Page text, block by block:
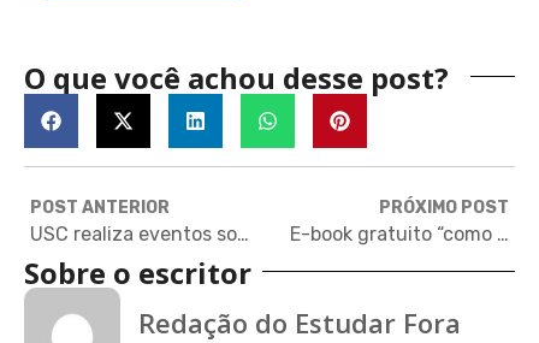
O que você achou desse post?
POST ANTERIOR
USC realiza eventos sobre seu MBA no Brasil
PRÓXIMO POST
E-book gratuito “como ser aprovado em um mestrado no Reino Unido”
Sobre o escritor
Redação do Estudar Fora